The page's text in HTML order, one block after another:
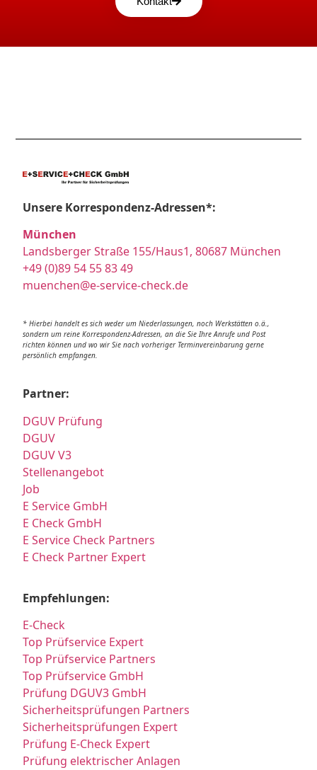
Unsere Korrespondenz-Adressen*:
München
Landsberger Straße 155/Haus1, 80687 München
+49 (0)89 54 55 83 49
muenchen@e-service-check.de
* Hierbei handelt es sich weder um Niederlassungen, noch Werkstätten o.ä.,
sondern um reine Korrespondenz-Adressen, an die Sie Ihre Anrufe und Post
richten können und wo wir Sie nach vorheriger Terminvereinbarung gerne
persönlich empfangen.
Partner:
DGUV Prüfung
DGUV
DGUV V3
Stellenangebot
Job
E Service GmbH
E Check GmbH
E Service Check Partners
E Check Partner Expert
Empfehlungen:
E-Check
Top Prüfservice Expert
Top Prüfservice Partners
Top Prüfservice GmbH
Prüfung DGUV3 GmbH
Sicherheitsprüfungen Partners
Sicherheitsprüfungen Expert
Prüfung E-Check Expert
Prüfung elektrischer Anlagen